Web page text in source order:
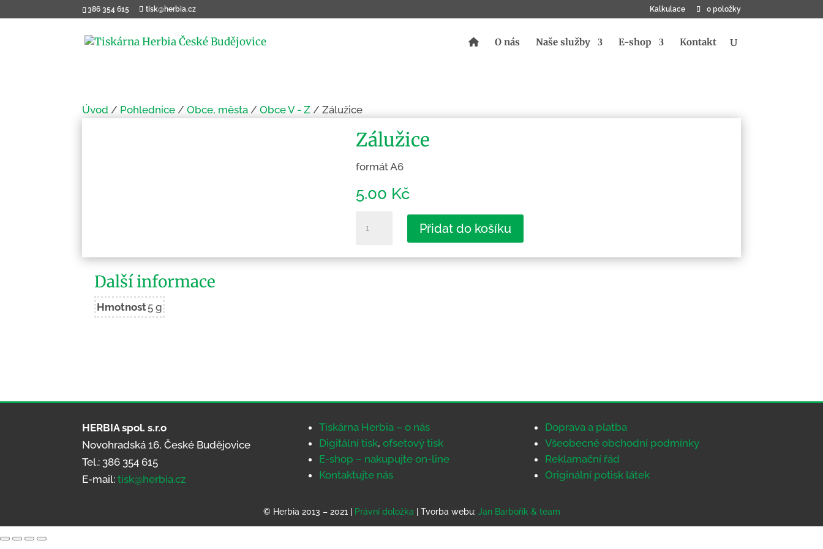
386 354 615 tisk@herbia.cz Kalkulace 0 položky
O nás Naše služby E-shop Kontakt
Úvod / Pohlednice /Obce, města /Obce V - Z / Zálužice
Zálužice
formát A6
5.00 Kč
Přidat do košíku
Další informace
Hmotnost5 g
HERBIA spol. s.r.o
Novohradská 16, České Budějovice
Tel.: 386 354 615
E-mail:tisk@herbia.cz
Tiskárna Herbia – o nás
Digitální tisk, ofsetový tisk
E-shop – nakupujte on-line
Kontaktujte nás
Doprava a platba
Všeobecné obchodní podmínky
Reklamační řád
Originální potisk látek
© Herbia 2013 – 2021 | Právní doložka | Tvorba webu: Jan Barbořík & team